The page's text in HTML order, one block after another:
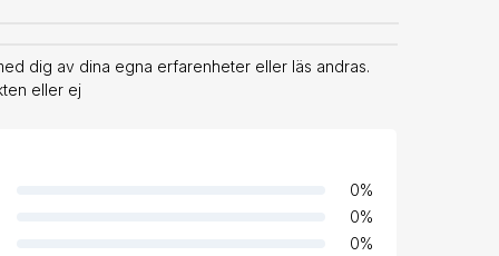
dig av dina egna erfarenheter eller läs andras.
eller ej
0%
0%
0%